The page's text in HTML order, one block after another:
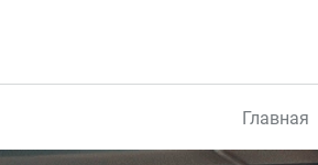
Главная